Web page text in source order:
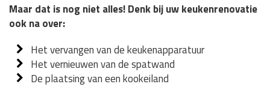
Maar dat is nog niet alles! Denk bij uw keukenrenovatie
ook na over:
Het vervangen van de keukenapparatuur
Het vernieuwen van de spatwand
De plaatsing van een kookeiland